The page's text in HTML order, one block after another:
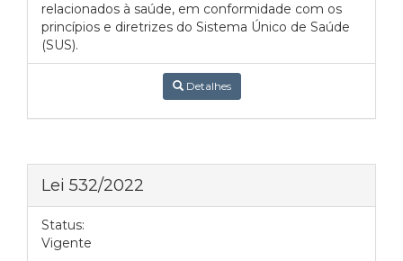
relacionados à saúde, em conformidade com os
princípios e diretrizes do Sistema Único de Saúde
(SUS).
Detalhes
Lei 532/2022
Status:
Vigente